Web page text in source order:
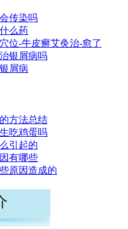
传染吗
么药
位-牛皮癣艾灸治-愈了
银屑病吗
屑病
方法总结
吃鸡蛋吗
引起的
有哪些
原因造成的